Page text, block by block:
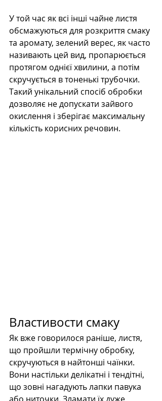
У той час як всі інші чайне листя
обсмажуються для розкриття смаку
та аромату, зелений верес, як часто
називають цей вид, пропарюється
протягом однієї хвилини, а потім
скручується в тоненькі трубочки.
Такий унікальний спосіб обробки
дозволяє не допускати зайвого
окислення і зберігає максимальну
кількість корисних речовин.
Властивости смаку
Як вже говорилося раніше, листя,
що пройшли термічну обробку,
скручуються в найтонші чаїнки.
Вони настільки делікатні і тендітні,
що зовні нагадують лапки павука